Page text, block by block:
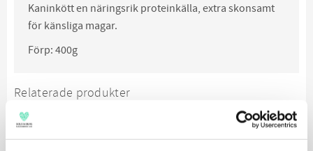
Kaninkött en näringsrik proteinkälla, extra skonsamt
för känsliga magar.
Förp: 400g
Relaterade produkter